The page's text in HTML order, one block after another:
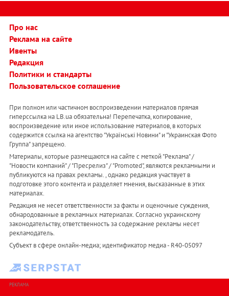
Про нас
Реклама на сайте
Ивенты
Редакция
Политики и стандарты
Пользовательское соглашение
При полном или частичном воспроизведении материалов прямая
гиперссылка на LB.ua обязательна! Перепечатка, копирование,
воспроизведение или иное использование материалов, в которых
содержится ссылка на агентство "Українськi Новини" и "Украинская Фото
Группа" запрещено.
Материалы, которые размещаются на сайте с меткой "Реклама" /
"Новости компаний" / "Пресрелиз" / "Promoted", являются рекламными и
публикуются на правах рекламы. , однако редакция участвует в
подготовке этого контента и разделяет мнения, высказанные в этих
материалах.
Редакция не несет ответственности за факты и оценочные суждения,
обнародованные в рекламных материалах. Согласно украинскому
законодательству, ответственность за содержание рекламы несет
рекламодатель.
Субъект в сфере онлайн-медиа; идентификатор медиа - R40-05097
РЕКЛАМА